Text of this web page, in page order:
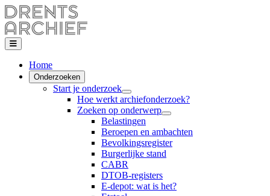
Home
Onderzoeken
Start je onderzoek
Hoe werkt archiefonderzoek?
Zoeken op onderwerp
Belastingen
Beroepen en ambachten
Bevolkingsregister
Burgerlijke stand
CABR
DTOB-registers
E-depot: wat is het?